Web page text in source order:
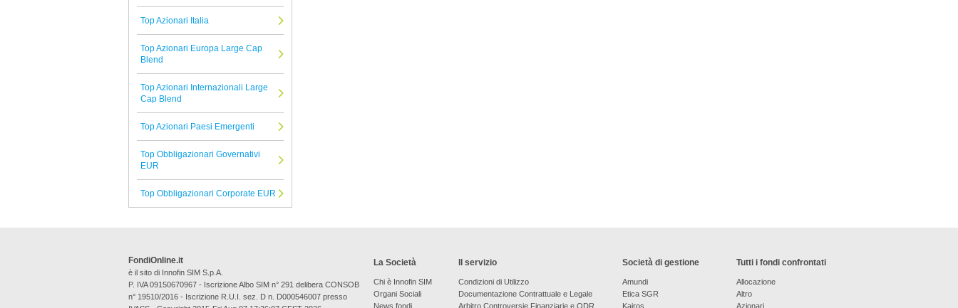
Neuberger Berman
Tutte le Società di Gestione
Top Azionari Italia
Top Azionari Europa Large Cap
Blend
Top Azionari Internazionali Large
Cap Blend
Top Azionari Paesi Emergenti
Top Obbligazionari Governativi
EUR
Top Obbligazionari Corporate EUR
La Società
Chi è Innofin SIM
Organi Sociali
News fondi
Il servizio
Condizioni di Utilizzo
Documentazione Contrattuale e Legale
Arbitro Controversie Finanziarie e ODR
Società di gestione
Amundi
Etica SGR
Kairos
Tutti i fondi confrontati
Allocazione
Altro
Azionari
FondiOnline.it
è il sito di Innofin SIM S.p.A.
P. IVA 09150670967 - Iscrizione Albo SIM n° 291 delibera CONSOB
n° 19510/2016 - Iscrizione R.U.I. sez. D n. D000546007 presso